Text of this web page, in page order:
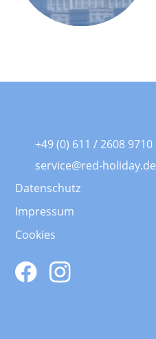
+49 (0) 611 / 2608 9710
service@red-holiday.de
Datenschutz
Impressum
Cookies